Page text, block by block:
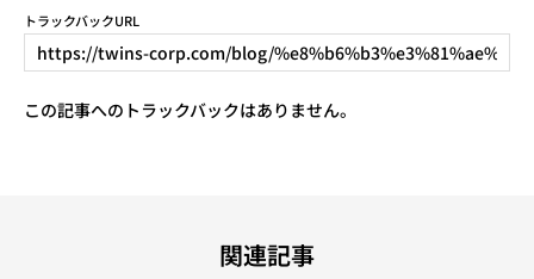
トラックバックURL
この記事へのトラックバックはありません。
関連記事